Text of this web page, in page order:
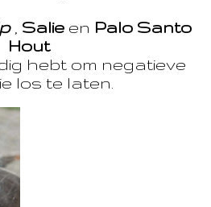
, Salie en Palo Santo
Hout
hebt om negatieve
los te laten.